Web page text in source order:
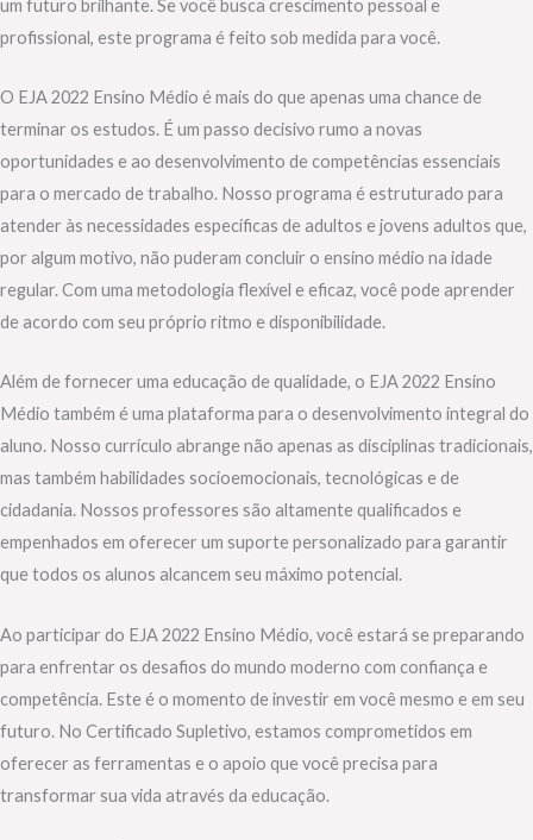
um futuro brilhante. Se você busca crescimento pessoal e
profissional, este programa é feito sob medida para você.
O EJA 2022 Ensino Médio é mais do que apenas uma chance de
terminar os estudos. É um passo decisivo rumo a novas
oportunidades e ao desenvolvimento de competências essenciais
para o mercado de trabalho. Nosso programa é estruturado para
atender às necessidades específicas de adultos e jovens adultos que,
por algum motivo, não puderam concluir o ensino médio na idade
regular. Com uma metodologia flexível e eficaz, você pode aprender
de acordo com seu próprio ritmo e disponibilidade.
Além de fornecer uma educação de qualidade, o EJA 2022 Ensino
Médio também é uma plataforma para o desenvolvimento integral do
aluno. Nosso currículo abrange não apenas as disciplinas tradicionais,
mas também habilidades socioemocionais, tecnológicas e de
cidadania. Nossos professores são altamente qualificados e
empenhados em oferecer um suporte personalizado para garantir
que todos os alunos alcancem seu máximo potencial.
Ao participar do EJA 2022 Ensino Médio, você estará se preparando
para enfrentar os desafios do mundo moderno com confiança e
competência. Este é o momento de investir em você mesmo e em seu
futuro. No Certificado Supletivo, estamos comprometidos em
oferecer as ferramentas e o apoio que você precisa para
transformar sua vida através da educação.